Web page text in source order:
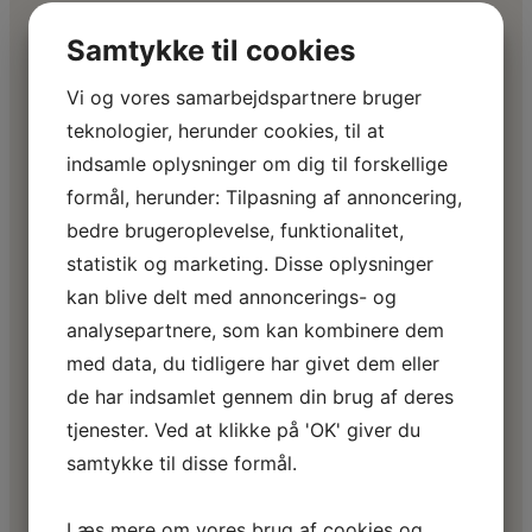
Sådan foregår det
Du booker en tid
Du vælger et tidspunkt, der
passer ind i din hverdag.
Vi ringer dig op
Samtalen varer ca. 15
minutter og foregår i et roligt
Samtykke til cookies
Vi og vores samarbejdspartnere bruger
teknologier, herunder cookies, til at
indsamle oplysninger om dig til forskellige
formål, herunder: Tilpasning af annoncering,
bedre brugeroplevelse, funktionalitet,
statistik og marketing. Disse oplysninger
kan blive delt med annoncerings- og
analysepartnere, som kan kombinere dem
med data, du tidligere har givet dem eller
de har indsamlet gennem din brug af deres
tjenester. Ved at klikke på 'OK' giver du
samtykke til disse formål.